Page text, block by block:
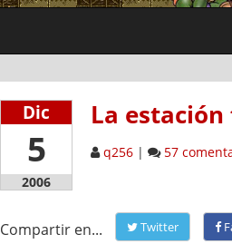
Dic
5
2006
La
q256 | 57
Compartir en... Twitter